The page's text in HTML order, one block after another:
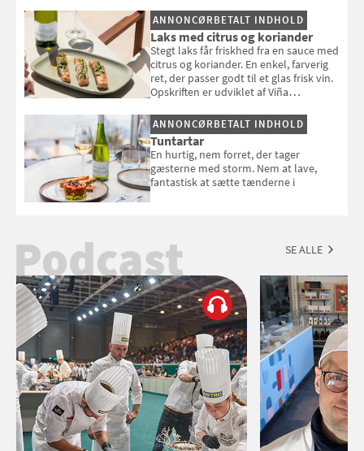
selvstændigt måltid. Opskriften er fra
Louisa Lorangs kogebog "Salat".
ANNONCØRBETALT INDHOLD
Laks med citrus og koriander
Stegt laks får friskhed fra en sauce med
citrus og koriander. En enkel, farverig
ret, der passer godt til et glas frisk vin.
Opskriften er udviklet af Viña
ANNONCØRBETALT INDHOLD
Tuntartar
En hurtig, nem forret, der tager
gæsterne med storm. Nem at lave,
fantastisk at sætte tænderne i
Podcast SE ALLE